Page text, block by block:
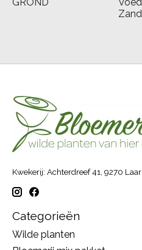
Kwekerij: Achterdreef 41, 9270
Categorieën
Wilde planten